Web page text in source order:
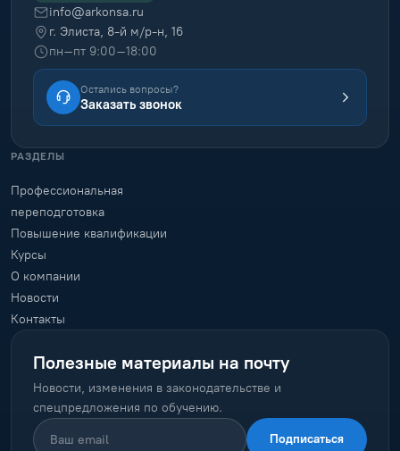
info@arkonsa.ru
г. Элиста, 8-й м/р-н, 16
пн–пт 9:00–18:00
Остались вопросы?
Заказать звонок
РАЗДЕЛЫ
Профессиональная
переподготовка
Повышение квалификации
Курсы
О компании
Новости
Контакты
Полезные материалы на почту
Новости, изменения в законодательстве и
спецпредложения по обучению.
Подписаться